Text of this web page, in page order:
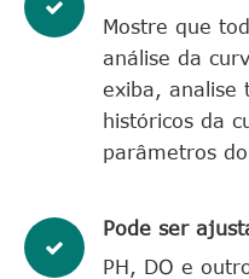
Mostre que
análise da
exiba, analise
históricos da
parâmetros
Pode ser
PH, DO e